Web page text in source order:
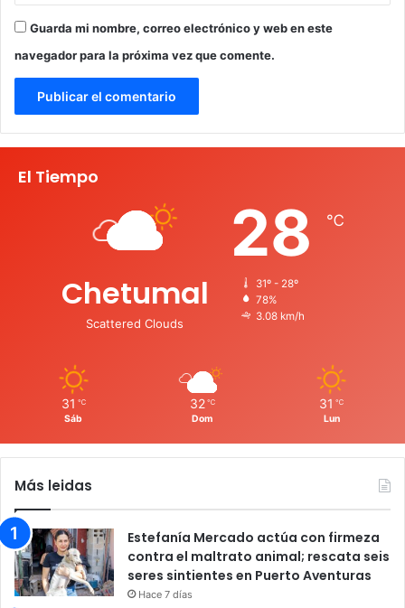
Guarda mi nombre, correo electrónico y web en este
navegador para la próxima vez que comente.
El Tiempo
Chetumal
Scattered Clouds
28 ℃
31º - 28º
78%
3.08 km/h
31 ℃
Sáb
32 ℃
Dom
31 ℃
Lun
Más leidas
Estefanía Mercado actúa con firmeza
contra el maltrato animal; rescata seis
seres sintientes en Puerto Aventuras
Hace 7 días